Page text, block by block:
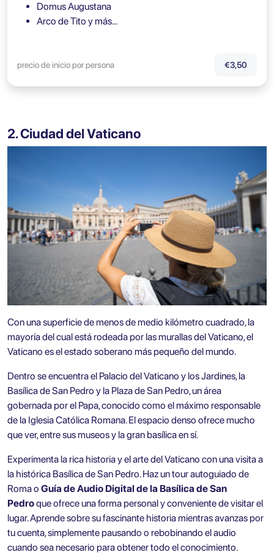
Domus Augustana
Arco de Tito y más…
precio de inicio por persona €3,50
2. Ciudad del Vaticano
Con una superficie de menos de medio kilómetro cuadrado, la
mayoría del cual está rodeada por las murallas del Vaticano, el
Vaticano es el estado soberano más pequeño del mundo.
Dentro se encuentra el Palacio del Vaticano y los Jardines, la
Basílica de San Pedro y la Plaza de San Pedro, un área
gobernada por el Papa, conocido como el máximo responsable
de la Iglesia Católica Romana. El espacio denso ofrece mucho
que ver, entre sus museos y la gran basílica en sí.
Experimenta la rica historia y el arte del Vaticano con una visita a
la histórica Basílica de San Pedro. Haz un tour autoguiado de
Roma o Guía de Audio Digital de la Basílica de San
Pedroque ofrece una forma personal y conveniente de visitar el
lugar. Aprende sobre su fascinante historia mientras avanzas por
tu cuenta, simplemente pausando o rebobinando el audio
cuando sea necesario para obtener todo el conocimiento.